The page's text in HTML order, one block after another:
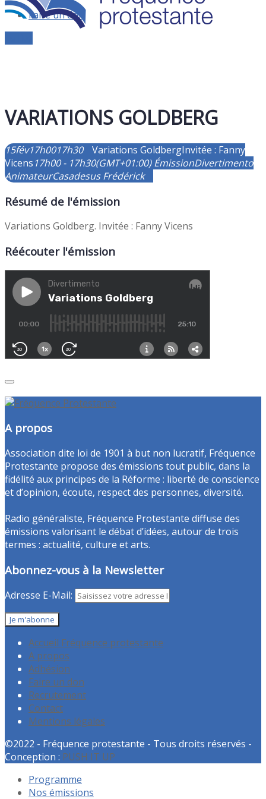
Faire un don
VARIATIONS GOLDBERG
15fév17h0017h30 Variations GoldbergInvitée : Fanny
Vicens 17h00 - 17h30(GMT+01:00) ÉmissionDivertimento
AnimateurCasadesus Frédérick
Résumé de l'émission
Variations Goldberg. Invitée : Fanny Vicens
Réécouter l'émission
A propos
Association dite loi de 1901 à but non lucratif, Fréquence
Protestante propose des émissions tout public, dans la
fidélité aux principes de la Réforme : liberté de conscience
et d’opinion, écoute, respect des personnes, diversité.
Radio généraliste, Fréquence Protestante diffuse des
émissions valorisant le débat d’idées, autour de trois
termes : actualité, culture et arts.
Abonnez-vous à la Newsletter
Adresse E-Mail:
Accueil Fréquence protestante
A propos
Adhésion
Faire un don
Recrutement
Contact
Mentions légales
©2022 - Fréquence protestante - Tous droits réservés -
Conception : PUSH IT UP
Programme
Nos émissions